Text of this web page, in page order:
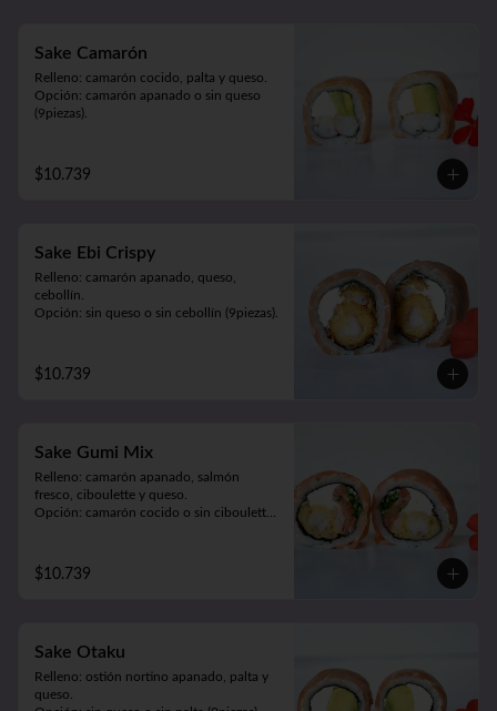
Sake Camarón
Relleno: camarón cocido, palta y queso.
Opción: camarón apanado o sin queso
(9piezas).
$10.739
Sake Ebi Crispy
Relleno: camarón apanado, queso,
cebollín.
Opción: sin queso o sin cebollín (9piezas).
$10.739
Sake Gumi Mix
Relleno: camarón apanado, salmón
fresco, ciboulette y queso.
Opción: camarón cocido o sin ciboulette
$10.739
Sake Otaku
Relleno: ostión nortino apanado, palta y
queso.